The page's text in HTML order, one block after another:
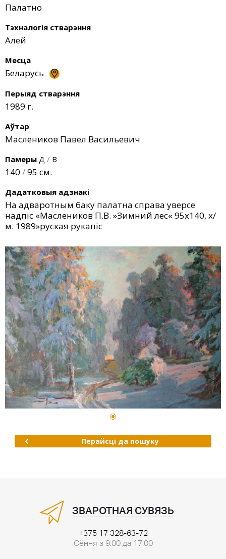
Палатно
Тэхналогія стварэння
Алей
Месца
Беларусь
Перыяд стварэння
1989 г.
Аўтар
Маслеников Павел Васильевич
Памеры Д / В
140 /95 см.
Дадатковыя адзнакі
На адваротным баку палатна справа уверсе
надпіс «Маслеников П.В. »Зимний лес« 95х140, х/
м. 1989»руская рукапіс
Перайсці да пошуку
ЗВАРОТНАЯ СУВЯЗЬ
+375 17 328-63-72
Сёння з 9:00 да 17:00